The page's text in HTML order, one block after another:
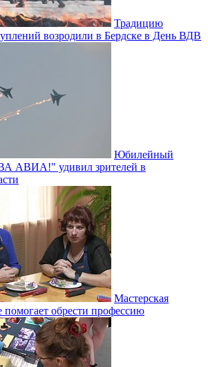
Традицию
возродили в Бердске в День ВДВ
Юбилейный
АВИА!" удивил зрителей в
Мастерская
помогает обрести профессию